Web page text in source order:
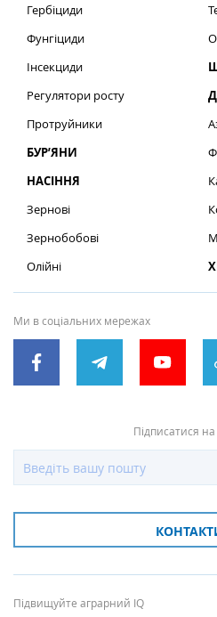
Гербіциди
Фунгіциди
Інсекциди
Регулятори росту
Протруйники
БУР’ЯНИ
НАСІННЯ
Зернові
Зернобобові
Олійні
Ми в соціальних мережах
Підписатися
Підвищуйте аграрний IQ